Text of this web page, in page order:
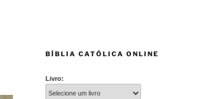
BÍBLIA CATÓLICA ONLINE
Livro: